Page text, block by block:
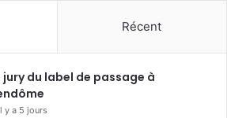
Récent
jury du label de passage à
y a 5 jours